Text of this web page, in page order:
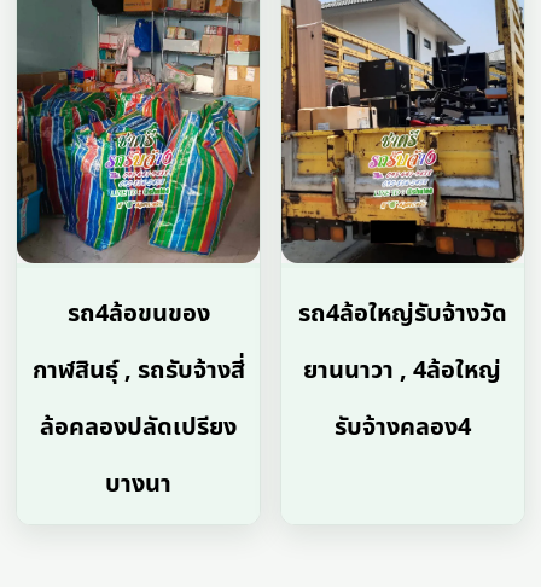
รถ4ล้อขนของ
กาฬสินธุ์ , รถรับจ้างสี่
ล้อคลองปลัดเปรียง
บางนา
รถ4ล้อใหญ่รับจ้างวัด
ยานนาวา , 4ล้อใหญ่
รับจ้างคลอง4